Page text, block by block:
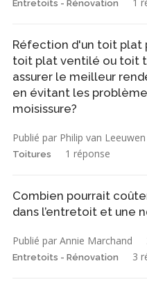
Entretoits - Rénovation
Réfection d'un toit plat
toit plat ventilé ou toit
assurer le meilleur
en évitant les
moisissure?
Publié par Philip van Leeuwen
Toitures 1 réponse
Combien pourrait
dans l’entretoit et une
Publié par Annie Marchand
Entretoits - Rénovation 3